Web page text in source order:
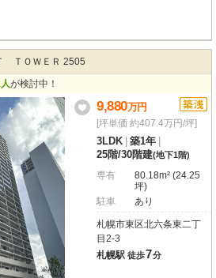
ＴＯＷＥＲ 2505
が検討中！
9,880万円
[坪単価 約407.4万円/坪]
3LDK 築1年
25階/30階建(地下1階)
専有
80.18m² (24.25
坪)
駐車
あり
札幌市東区北六条東二丁
目2-3
札幌駅 徒歩7分